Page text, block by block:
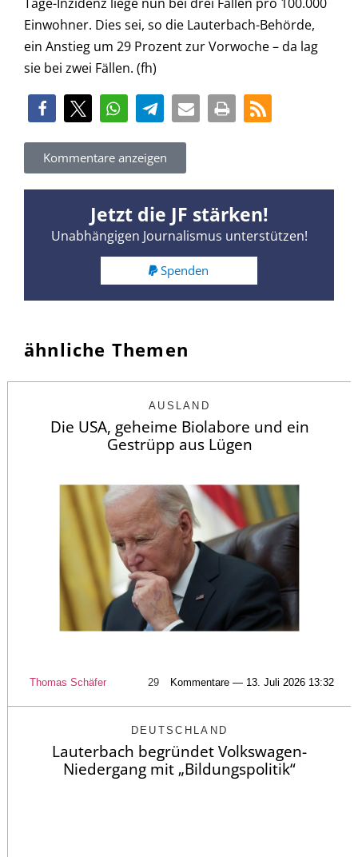
Einwohner. Dies sei, so die Lauterbach-Behörde,
ein Anstieg um 29 Prozent zur Vorwoche – da lag
sie bei zwei Fällen. (fh)
Kommentare anzeigen
Jetzt die JF stärken!
Unabhängigen Journalismus unterstützen!
Spenden
ähnliche Themen
AUSLAND
Die USA, geheime Biolabore und ein
Gestrüpp aus Lügen
Thomas Schäfer 29 Kommentare — 13. Juli 2026 13:32
DEUTSCHLAND
Lauterbach begründet Volkswagen-
Niedergang mit „Bildungspolitik“